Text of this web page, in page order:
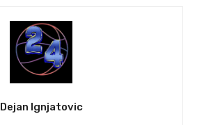
Dejan Ignjatovic